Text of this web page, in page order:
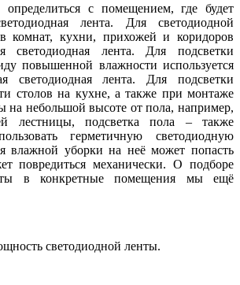
с помещением, где будет
лента. Для светодиодной
комнат, кухни, прихожей и коридоров
светодиодная лента. Для подсветки
повышенной влажности используется
светодиодная лента. Для подсветки
столов на кухне, а также при монтаже
на небольшой высоте от пола, например,
лестницы, подсветка пола – также
герметичную светодиодную
влажной уборки на неё может попасть
повредиться механически. О подборе
в конкретные помещения мы ещё
светодиодной ленты.